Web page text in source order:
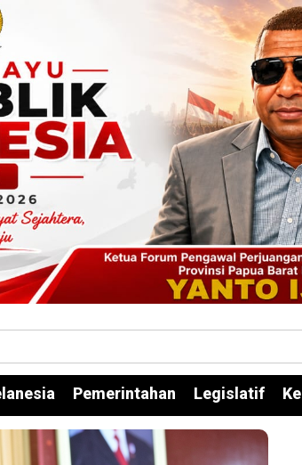
Pemerintahan Legislatif